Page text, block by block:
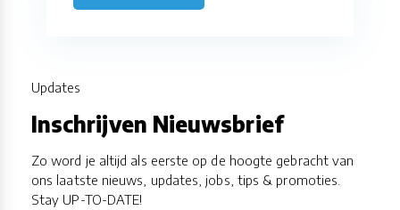
Updates
Inschrijven Nieuwsbrief
Zo word je altijd als eerste op de hoogte gebracht van
ons laatste nieuws, updates, jobs, tips & promoties.
Stay UP-TO-DATE!